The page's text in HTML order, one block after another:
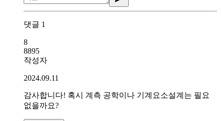
댓글 1
8
8895
작성자
2024.09.11
감사합니다! 혹시 계측 공학이나 기계요소설계는 필요
없을까요?